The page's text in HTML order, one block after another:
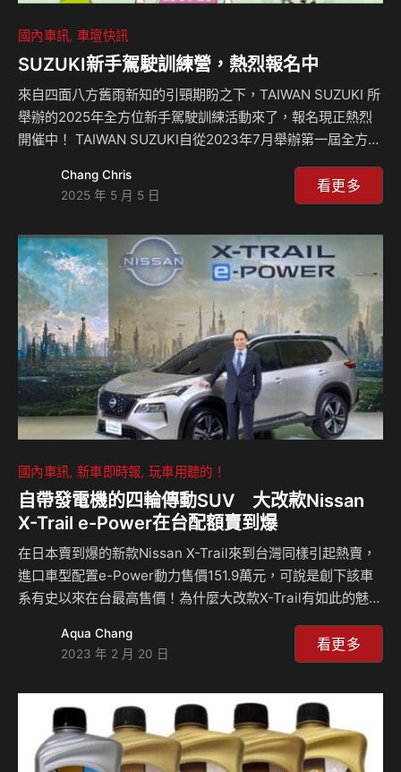
國內車訊 車壇快訊
SUZUKI新手駕駛訓練營，熱烈報名中
來自四面八方舊雨新知的引頸期盼之下，TAIWAN SUZUKI 所
舉辦的2025年全方位新手駕駛訓練活動來了，報名現正熱烈
開催中！ TAIWAN SUZUKI自從2023年7月舉辦第一屆全方位
第二屆，響應更加熱烈，8月、9月場次迅速報名一空，還緊急
追加10月安可場！本次新手駕駛訓練活動，擴大舉辦規劃16場
中南各地，希望讓更多有興趣的朋友們都能順利報名參加，此
次也將進行一日兩地同步舉辦。 TAIWAN SUZUKI舉辦新手駕
駛訓練活動，透過邀請資深的駕駛教練，為新手駕駛提供指導
和技術…
Chang Chris
2025 年 5 月 5 日
看更多
國內車訊 新車即時報 玩車用聽的！
自帶發電機的四輪傳動SUV 大改款Nissan
X-Trail e-Power在台配額賣到爆
在日本賣到爆的新款Nissan X-Trail來到台灣同樣引起熱賣，
進口車型配置e-Power動力售價151.9萬元，可說是創下該車
系有史以來在台最高售價！為什麼大改款X-Trail有如此的魅
廠說開起來幾乎和電動車一樣？本集有完整的說明！ 大改款
X-Trail會國產嗎？搭載什麼動力規格？什麼時候會上？點下去
Aqua Chang
2023 年 2 月 20 日
看更多